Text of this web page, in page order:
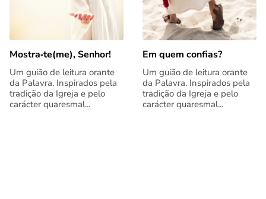
Mostra‑te(me), Senhor!
Um guião de leitura orante
da Palavra. Inspirados pela
tradição da Igreja e pelo
carácter quaresmal...
Em quem confias?
Um guião de leitura orante
da Palavra. Inspirados pela
tradição da Igreja e pelo
carácter quaresmal...